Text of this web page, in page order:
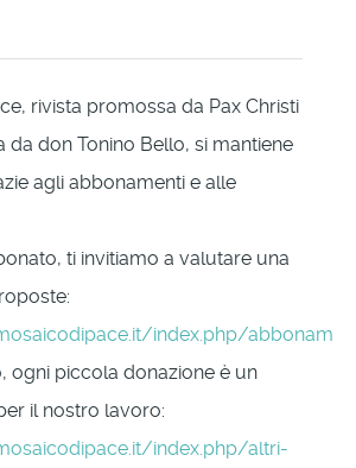
rivista promossa da Pax Christi
da don Tonino Bello, si mantiene
agli abbonamenti e alle
ti invitiamo a valutare una
index.php/
ogni piccola donazione è un
il nostro lavoro:
index.php/altri-